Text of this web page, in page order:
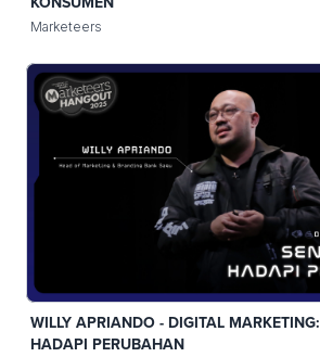
Marketeers
WILLY APRIANDO - DIGITAL
HADAPI PERUBAHAN